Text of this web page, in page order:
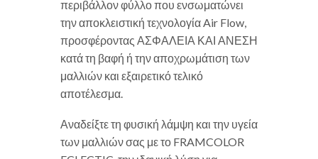
περιβάλλον φύλλο που ενσωματώνει
την αποκλειστική τεχνολογία Air Flow,
προσφέροντας ΑΣΦΑΛΕΙΑ ΚΑΙ ΑΝΕΣΗ
κατά τη βαφή ή την αποχρωμάτιση των
μαλλιών και εξαιρετικό τελικό
αποτέλεσμα.
Αναδείξτε τη φυσική λάμψη και την υγεία
των μαλλιών σας με το FRAMCOLOR